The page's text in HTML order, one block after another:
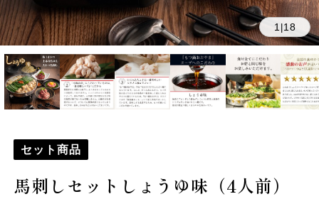
1 |18
セット商品
馬刺しセットしょうゆ味（4人前）